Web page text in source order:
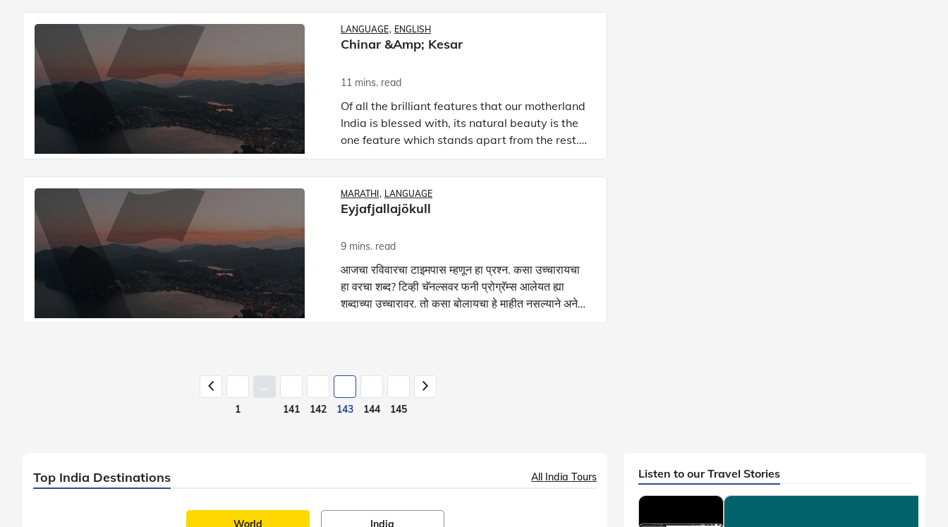
ભારતન
LANGUAGE ENGLISH
Chinar &amp; Kesar
11 mins. read
Of all the brilliant features that our motherland
India is blessed with, its natural beauty is the
one feature which stands apart from the rest.
Now even though India has a coastline
MARATHI LANGUAGE
Eyjafjallajökull
9 mins. read
आजचा रविवारचा टाइमपास म्हणून हा प्रश्‍न. कसा उच्चारायचा
हा वरचा शब्द? टिव्ही चॅनल्सवर फनी प्रोग्रॅम्स आलेयत ह्या
शब्दाच्या उच्चारावर. तो कसा बोलायचा हे माहीत नसल्याने अनेक
न्यूजरीडर्सनी त्याचा उच्चारच
1
...
141
142 143 144 145
Top India Destinations All India Tours
World India
Listen to our Travel Stories